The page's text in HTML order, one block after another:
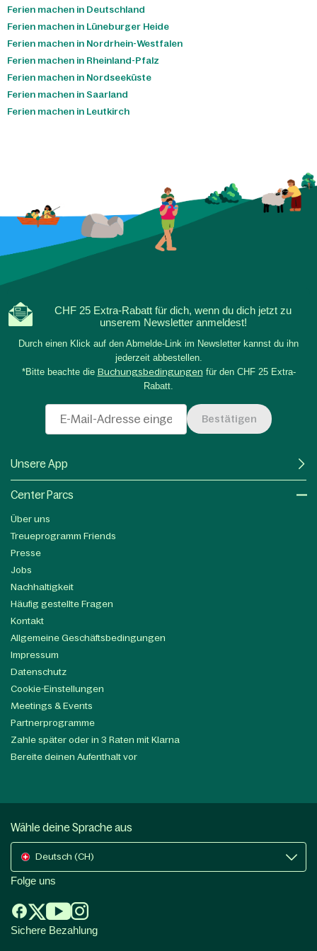
Ferien machen in Deutschland
Ferien machen in Lüneburger Heide
Ferien machen in Nordrhein-Westfalen
Ferien machen in Rheinland-Pfalz
Ferien machen in Nordseeküste
Ferien machen in Saarland
Ferien machen in Leutkirch
CHF 25 Extra-Rabatt für dich, wenn du dich jetzt zu
unserem Newsletter anmeldest!
Durch einen Klick auf den Abmelde-Link im Newsletter kannst du ihn
jederzeit abbestellen.
*Bitte beachte die Buchungsbedingungen für den CHF 25 Extra-
Rabatt.
Bestätigen
Unsere App
Center Parcs
Über uns
Treueprogramm Friends
Presse
Jobs
Nachhaltigkeit
Häufig gestellte Fragen
Kontakt
Allgemeine Geschäftsbedingungen
Impressum
Datenschutz
Cookie-Einstellungen
Meetings & Events
Partnerprogramme
Zahle später oder in 3 Raten mit Klarna
Bereite deinen Aufenthalt vor
Wähle deine Sprache aus
Deutsch (CH)
Folge uns
Sichere Bezahlung